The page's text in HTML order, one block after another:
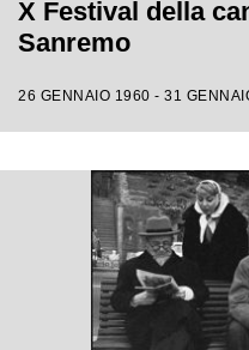
X Festival della
Sanremo
26 GENNAIO 1960 - 31